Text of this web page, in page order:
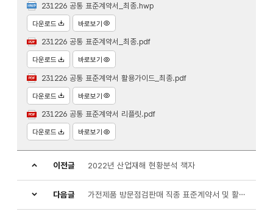
231226 공통 표준계약서_최종.hwp
다운로드 바로보기
231226 공통 표준계약서_최종.pdf
다운로드 바로보기
231226 공통 표준계약서 활용가이드_최종.pdf
다운로드 바로보기
231226 공통 표준계약서 리플릿.pdf
다운로드 바로보기
이전글 2022년 산업재해 현황분석 책자
다음글 가전제품 방문점검판매 직종 표준계약서 및 활용가이드(리플릿 포함)